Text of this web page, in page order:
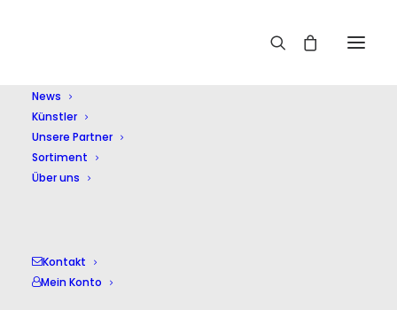
News
Künstler
Unsere Partner
Sortiment
Über uns
Kontakt
Mein Konto
Kammermusik (instrumental)
Konzert
9/Triplekonzert/